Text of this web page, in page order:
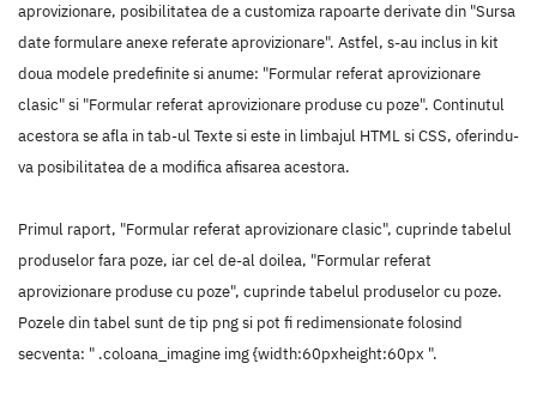
aprovizionare, posibilitatea de a customiza rapoarte derivate din "Sursa
date formulare anexe referate aprovizionare". Astfel, s-au inclus in kit
doua modele predefinite si anume: "Formular referat aprovizionare
clasic" si "Formular referat aprovizionare produse cu poze". Continutul
acestora se afla in tab-ul Texte si este in limbajul HTML si CSS, oferindu-
va posibilitatea de a modifica afisarea acestora.
Primul raport, "Formular referat aprovizionare clasic", cuprinde tabelul
produselor fara poze, iar cel de-al doilea, "Formular referat
aprovizionare produse cu poze", cuprinde tabelul produselor cu poze.
Pozele din tabel sunt de tip png si pot fi redimensionate folosind
secventa: " .coloana_imagine img {width:60pxheight:60px ".